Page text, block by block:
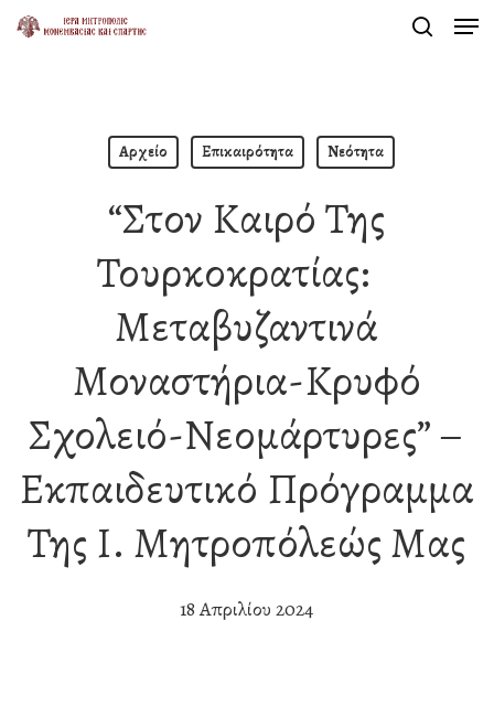
Skip
Αρχείο Επικαιρότητα Νεότητα
“Στον Καιρό Της
Τουρκοκρατίας:
Μεταβυζαντινά
Μοναστήρια-Κρυφό
Σχολειό-Νεομάρτυρες” –
Εκπαιδευτικό Πρόγραμμα
Της Ι. Μητροπόλεώς Μας
18 Απριλίου 2024